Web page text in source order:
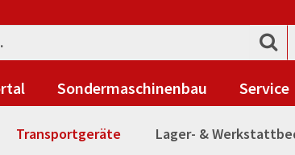
Sondermaschinenbau Service
Transportgeräte Lager- &